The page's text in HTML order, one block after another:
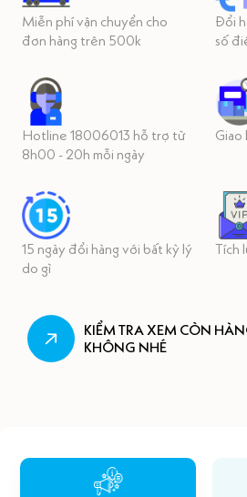
Miễn phí vận chuyển cho
đơn hàng trên 500k
Đổi
số
Hotline 18006013 hỗ trợ từ
8h00 - 20h mỗi ngày
Giao
15 ngày đổi hàng với bất kỳ lý
do gì
Tích
KIỂM TRA XEM CÒN
KHÔNG NHÉ